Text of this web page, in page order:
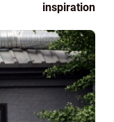
inspiration